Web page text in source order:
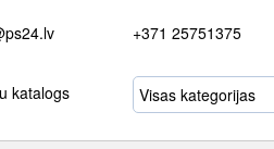
+371 25751375
katalogs